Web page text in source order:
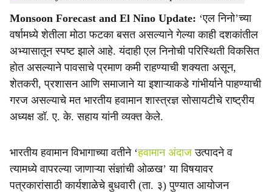
a
r
e
Monsoon Forecast and El Nino Update: ‘एल निनो’च्या
वर्षामध्ये शेतीला मोठा फटका बसत असल्याने गेल्या काही दशकांतील
अभ्यासातून स्पष्ट झाले आहे. यंदाही एल निनोची परिस्थिती विकसित
होत असल्याने पावसाचे प्रमाण कमी राहण्याची शक्यता असून,
शेतकरी, प्रशासन आणि समाजाने या इशाऱ्याकडे गांभीर्याने पाहण्याची
गरज असल्याचे मत भारतीय हवामान शास्त्रज्ञ सोसायटीचे राष्ट्रीय
अध्यक्ष डॉ. ए. के. सहाय यांनी व्यक्त केले.
भारतीय हवामान विभागाच्या वतीने ‘हवामान अंदाज उत्पादने व
त्यामध्ये वापरल्या जाणाऱ्या संज्ञांची ओळख’ या विषयावर
पत्रकारांसाठी कार्यशाळेचे बुधवारी (ता. ३) पुण्यात आयोजन